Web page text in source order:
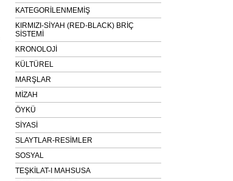
KATEGORİLENMEMİŞ
KIRMIZI-SİYAH (RED-BLACK) BRİÇ
SİSTEMİ
KRONOLOJİ
KÜLTÜREL
MARŞLAR
MİZAH
ÖYKÜ
SİYASİ
SLAYTLAR-RESİMLER
SOSYAL
TEŞKİLAT-I MAHSUSA